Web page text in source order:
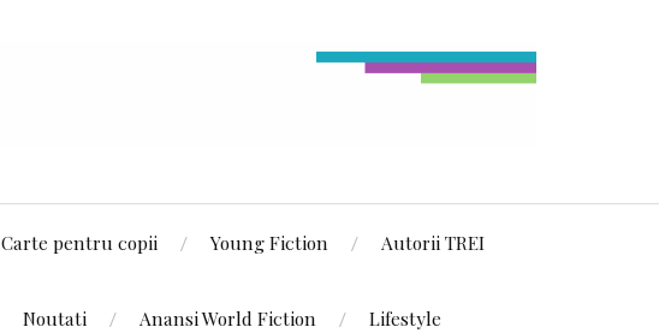
Carte pentru copii Young Fiction Autorii TREI
Noutati Anansi World Fiction Lifestyle